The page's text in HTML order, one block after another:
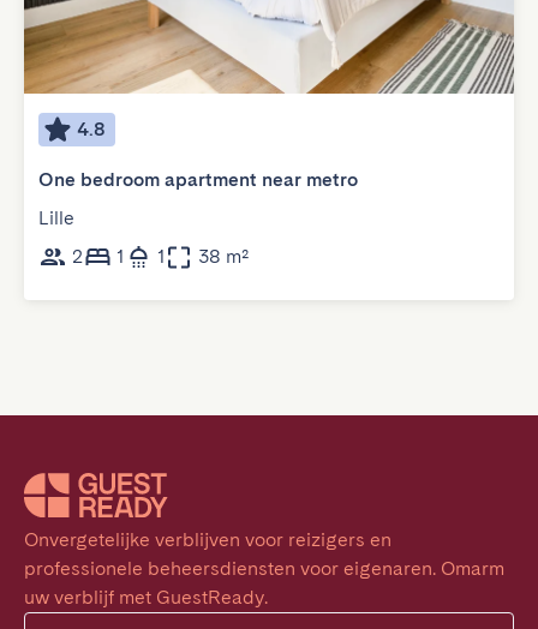
4.8
One bedroom apartment near metro
Lille
2
1 1 38 m²
Onvergetelijke verblijven voor reizigers en
professionele beheersdiensten voor eigenaren. Omarm
uw verblijf met GuestReady.